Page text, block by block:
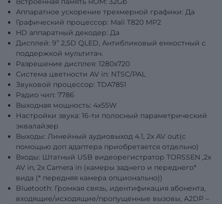
Аппаратное ускорение трехмерной графики: Да
Графический процессор: Mali T820 MP2
HD аппаратный декодер: Да
Дисплей: 9” 2,5D QLED, Антибликовый емкостный с
поддержкой мультитач.
Разрешение дисплея: 1280x720
Система цветности AV in: NTSC/PAL
Звуковой процессор: TDA7851
Радио чип: 7786
Выходная мощность: 4х55W
Настройки звука: 16-ти полосный параметрический
эквалайзер
Выходы: Линейный аудиовыход 4.1, 2x AV out(с
помощью доп адаптера приобретается отдельно)
Входы: Штатный USB видеорегистратор TORSSEN ,2x
AV in, 2x Camera in (камеры заднего и переднего*
вида (* передняя камера опционально))
Bluetooth: Громкая связь, идентификация абонента,
входящие/исходящие/пропущенные вызовы, A2DP –